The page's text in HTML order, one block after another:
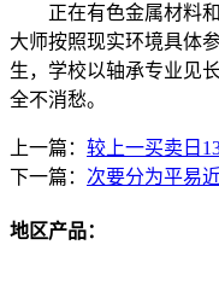
正在有色金属材料和
大师按照现实环境具体
生，学校以轴承专业见
全不消愁。
上一篇： 较上一买卖日
下一篇： 次要分为平易
地区产品：